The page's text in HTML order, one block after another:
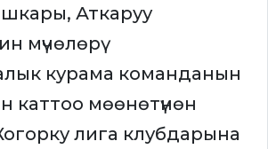
Аткаруу
мүчөлөрү
курама команданын
каттоо мөөнөтүнөн
лига клубдарына